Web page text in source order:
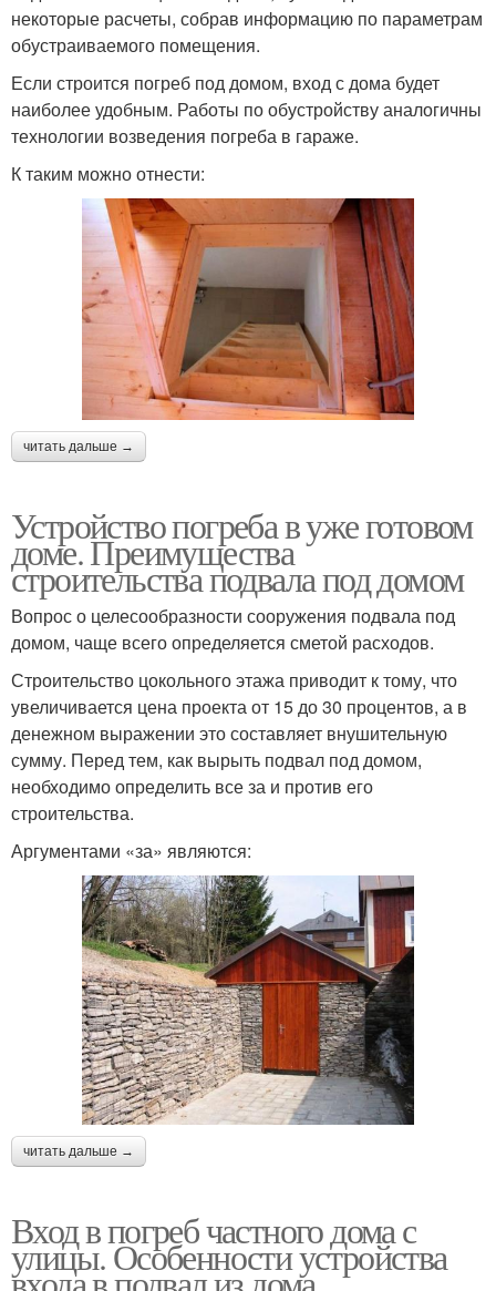
некоторые расчеты, собрав информацию по параметрам
обустраиваемого помещения.
Если строится погреб под домом, вход с дома будет
наиболее удобным. Работы по обустройству аналогичны
технологии возведения погреба в гараже.
К таким можно отнести:
читать дальше →
Устройство погреба в уже готовом
доме. Преимущества
строительства подвала под домом
Вопрос о целесообразности сооружения подвала под
домом, чаще всего определяется сметой расходов.
Строительство цокольного этажа приводит к тому, что
увеличивается цена проекта от 15 до 30 процентов, а в
денежном выражении это составляет внушительную
сумму. Перед тем, как вырыть подвал под домом,
необходимо определить все за и против его
строительства.
Аргументами «за» являются:
читать дальше →
Вход в погреб частного дома с
улицы. Особенности устройства